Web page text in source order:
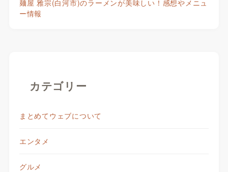
麺屋 雅宗(白河市)のラーメンが美味しい！感想やメニュ
ー情報
カテゴリー
まとめてウェブについて
エンタメ
グルメ